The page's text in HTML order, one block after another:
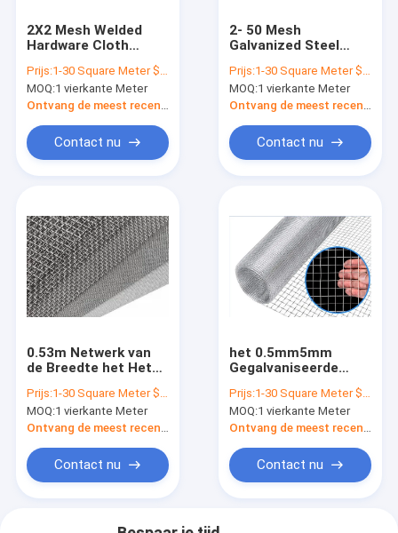
2X2 Mesh Welded
Hardware Cloth
Gegalvaniseerd
Electro
Prijs:1-30 Square Meter $2/Square Meter
MOQ:1 vierkante Meter
Contact nu
2- 50 Mesh
Galvanized Steel
Geweven
Hardwaredoek voor
het Zeven
Prijs:1-30 Square Meter $2/Square Meter
MOQ:1 vierkante Meter
Contact nu
0.53m Netwerk van
de Breedte het Hete
Gegalvaniseerde
Vierkante Draad,
Gegalvaniseerde
Prijs:1-30 Square Meter $2/Square Meter >30 Square Meters $1/Square Meter
MOQ:1 vierkante Meter
Ontvang de meest recente Prijs
Contact nu
het 0.5mm5mm
Gegalvaniseerde
Staaldraad, 1.5m
Vierkant
Kippegaasnetwerk
Prijs:1-30 Square Meter $2/Square Meter >30 Square Meters $1/Square Meter
MOQ:1 vierkante Meter
Ontvang de meest recente Prijs
Contact nu